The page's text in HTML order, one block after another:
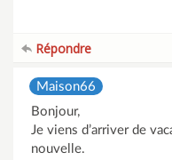
Répondre
Maison66
Bonjour,
Je viens d’arriver de
nouvelle.